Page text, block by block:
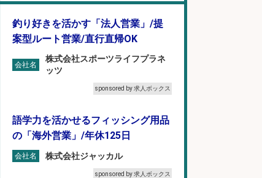
釣り好きを活かす「法人営業」/提
案型ルート営業/直行直帰OK
会社名
株式会社スポーツライフプラネ
ッツ
sponsored by 求人ボックス
語学力を活かせるフィッシング用品
の「海外営業」/年休125日
会社名 株式会社ジャッカル
sponsored by 求人ボックス